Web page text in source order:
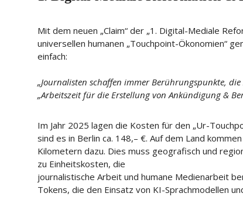
Mit dem neuen „Claim“ der „1. Digital-Mediale
universellen humanen „Touchpoint-Ökonomien“
einfach:
„Journalisten schaffen immer Berührungspunkte,
„Arbeitszeit für die Erstellung von Ankündigung &
Im Jahr 2025 lagen die Kosten für den „Ur-
sind es in Berlin ca. 148,– €. Auf dem Land
Kilometern dazu. Dies muss geografisch und
zu Einheitskosten, die
journalistische Arbeit und humane Medienarbeit
Tokens, die den Einsatz von KI-Sprachmodellen